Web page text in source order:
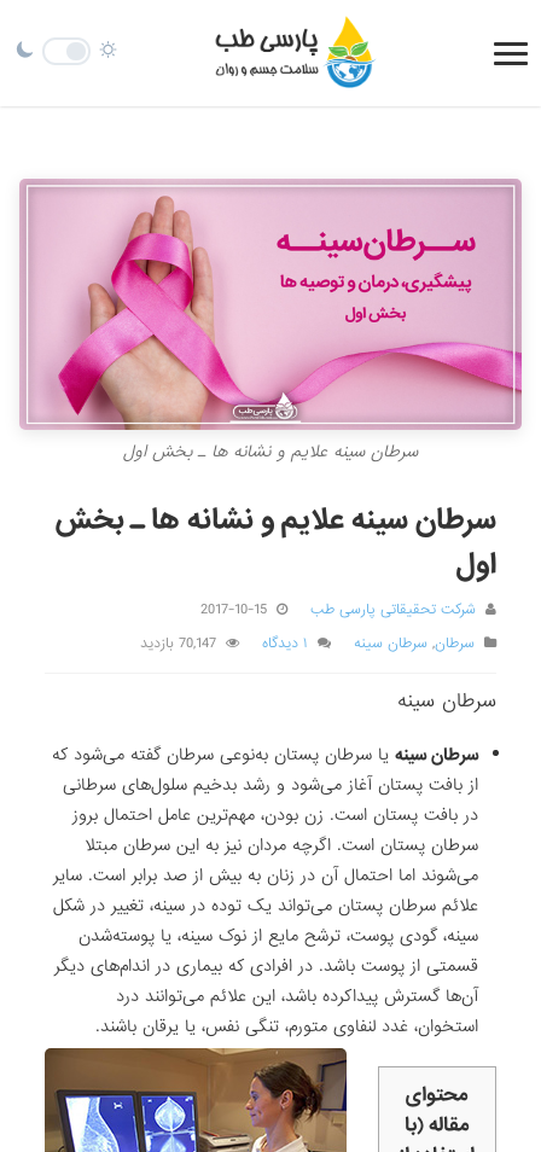
سرطان سینه علایم و نشانه ها ـ بخش اول
سرطان سینه علایم و نشانه ها ـ بخش
اول
شرکت تحقیقاتی پارسی طب
2017-10-15
سرطان,سرطان سینه ۱ دیدگاه 70,147 بازدید
سرطان سینه
سرطان سینه یا سرطان پستان به‌نوعی سرطان گفته می‌شود که
از بافت پستان آغاز می‌شود و رشد بدخیم سلول‌های سرطانی
در بافت پستان است. زن بودن، مهم‌ترین عامل احتمال بروز
سرطان پستان است. اگرچه مردان نیز به این سرطان مبتلا
می‌شوند اما احتمال آن در زنان به بیش از صد برابر است. سایر
علائم سرطان پستان می‌تواند یک توده در سینه، تغییر در شکل
سینه، گودی پوست، ترشح مایع از نوک سینه، یا پوسته‌شدن
قسمتی از پوست باشد. در افرادی که بیماری در اندام‌های دیگر
آن‌ها گسترش پیداکرده باشد، این علائم می‌توانند درد
استخوان، غدد لنفاوی متورم، تنگی نفس، یا یرقان باشند.
محتوای
مقاله (با